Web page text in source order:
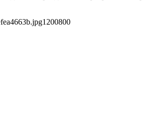
1200800